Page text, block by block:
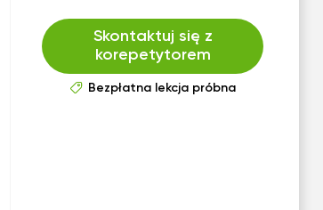
Skontaktuj się z
korepetytorem
Bezpłatna lekcja próbna